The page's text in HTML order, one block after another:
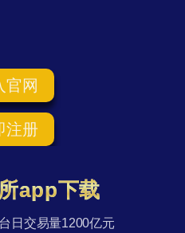
官网
注册
app下载
日交易量1200亿元